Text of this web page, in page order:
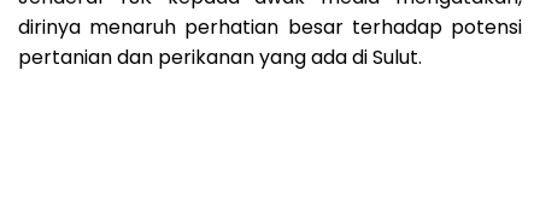
dirinya menaruh perhatian besar terhadap potensi
pertanian dan perikanan yang ada di Sulut.